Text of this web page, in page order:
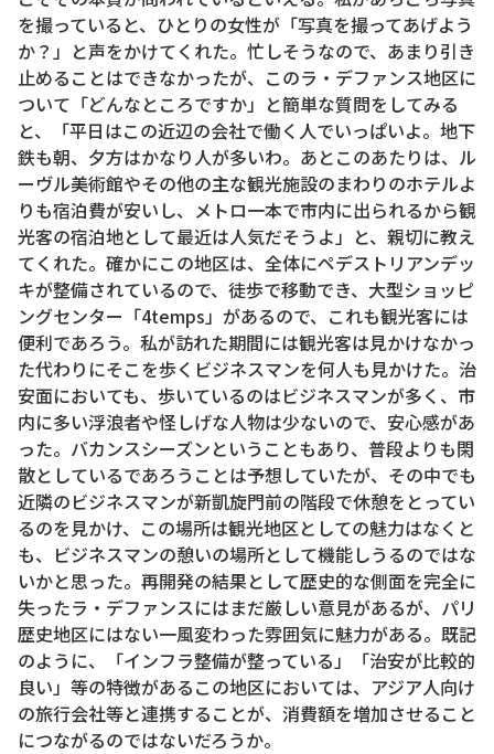
を撮っていると、ひとりの女性が「写真を撮ってあげよう
か？」と声をかけてくれた。忙しそうなので、あまり引き
止めることはできなかったが、このラ・デファンス地区に
ついて「どんなところですか」と簡単な質問をしてみる
と、「平日はこの近辺の会社で働く人でいっぱいよ。地下
鉄も朝、夕方はかなり人が多いわ。あとこのあたりは、ル
ーヴル美術館やその他の主な観光施設のまわりのホテルよ
りも宿泊費が安いし、メトロ一本で市内に出られるから観
光客の宿泊地として最近は人気だそうよ」と、親切に教え
てくれた。確かにこの地区は、全体にペデストリアンデッ
キが整備されているので、徒歩で移動でき、大型ショッピ
ングセンター「4temps」があるので、これも観光客には
便利であろう。私が訪れた期間には観光客は見かけなかっ
た代わりにそこを歩くビジネスマンを何人も見かけた。治
安面においても、歩いているのはビジネスマンが多く、市
内に多い浮浪者や怪しげな人物は少ないので、安心感があ
った。バカンスシーズンということもあり、普段よりも閑
散としているであろうことは予想していたが、その中でも
近隣のビジネスマンが新凱旋門前の階段で休憩をとってい
るのを見かけ、この場所は観光地区としての魅力はなくと
も、ビジネスマンの憩いの場所として機能しうるのではな
いかと思った。再開発の結果として歴史的な側面を完全に
失ったラ・デファンスにはまだ厳しい意見があるが、パリ
歴史地区にはない一風変わった雰囲気に魅力がある。既記
のように、「インフラ整備が整っている」「治安が比較的
良い」等の特徴があるこの地区においては、アジア人向け
の旅行会社等と連携することが、消費額を増加させること
につながるのではないだろうか。